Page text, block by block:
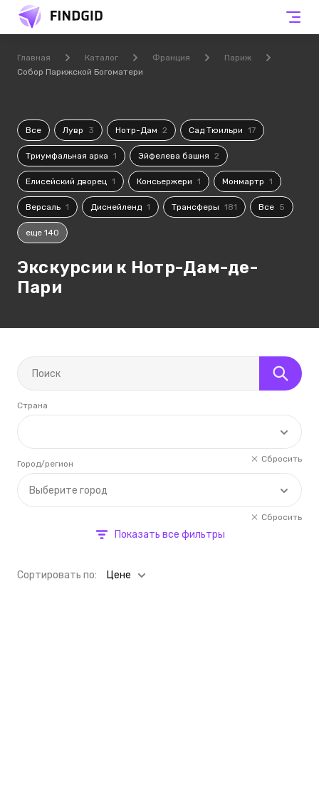
Главная Каталог Франция
Париж
Собор Парижской Богоматери
Все Лувр 3 Нотр-Дам 2 Сад Тюильри 17
Триумфальная арка 1 Эйфелева башня 2
Елисейский дворец 1 Консьержери 1 Монмартр 1
Версаль 1 Диснейленд 1 Трансферы 181 Все 5
еще 140
Экскурсии к Нотр-Дам-де-
Пари
Страна
Сбросить
Выберите город
Город/регион
Сбросить
Показать все фильтры
Cортировать по: Цене